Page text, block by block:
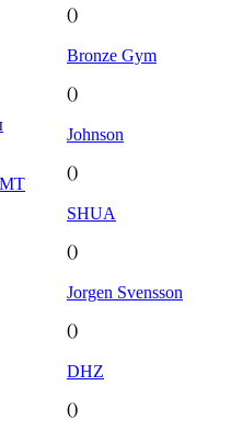
()
Bronze Gym
()
Johnson
()
SHUA
()
Jorgen Svensson
()
DHZ
()